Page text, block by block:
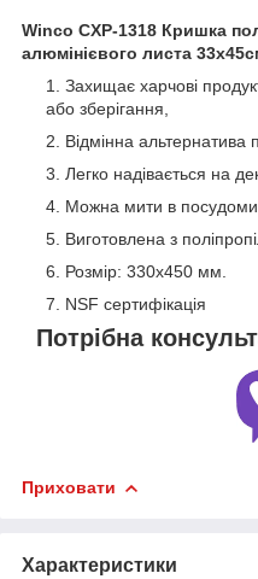
Winco CXP-1318 Кришка
алюмінієвого листа
Захищає харчові
або зберігання,
Відмінна альтернатива
Легко надівається на
Можна мити в
Виготовлена з
Розмір: 330х450 мм.
NSF сертифікація
Потрібна
Приховати
Характеристики